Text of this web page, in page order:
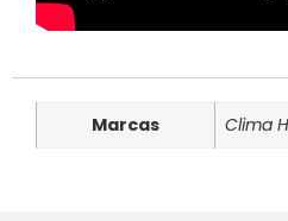
Marcas Clima